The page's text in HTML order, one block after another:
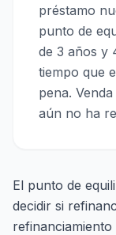
préstamo
punto de
de 3 años y
tiempo que
pena.
aún no ha
El punto de
decidir si